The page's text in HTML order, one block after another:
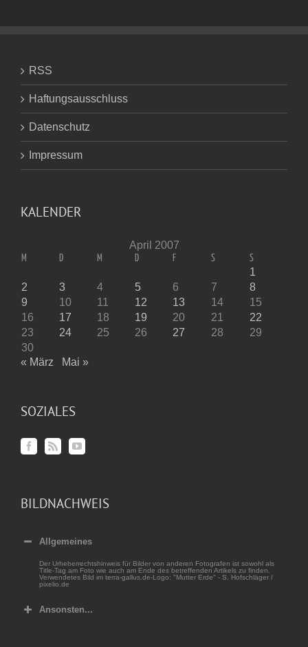
RSS
Haftungsausschluss
Datenschutz
Impressum
KALENDER
April 2007
M D M D F S S
1
2
3 4 5 6 7
8
9
10 11 12 13 14
15
16
17 18 19 20 21
22
23
24 25 26 27 28
29
30
« März
Mai »
SOZIALES
BILDNACHWEIS
Allgemeines
Der Urheberrechtshinweis für Bilder von anderen Fotografen ist sowohl als
Title-Tag am Foto wie auch am Ende des betreffenden Artikels zu finden.
Verwendetes Bild im terra-gallus.de-Logo: "Mutter Erde" - S. Hofschläger /
pixelio.de
Ansonsten...